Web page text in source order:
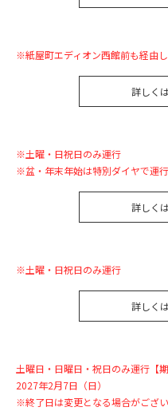
※紙屋町エディオン西館前も経由し
詳しく
※土曜・日祝日のみ運行
※盆・年末年始は特別ダイヤで運行
詳しく
※土曜・日祝日のみ運行
詳しく
土曜日・日曜日・祝日のみ運行【
2027年2月7日（日）
※終了日は変更となる場合がござい